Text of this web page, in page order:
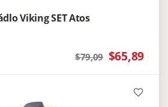
Viking SET Atos
$79,09 $65,89
favorite_border